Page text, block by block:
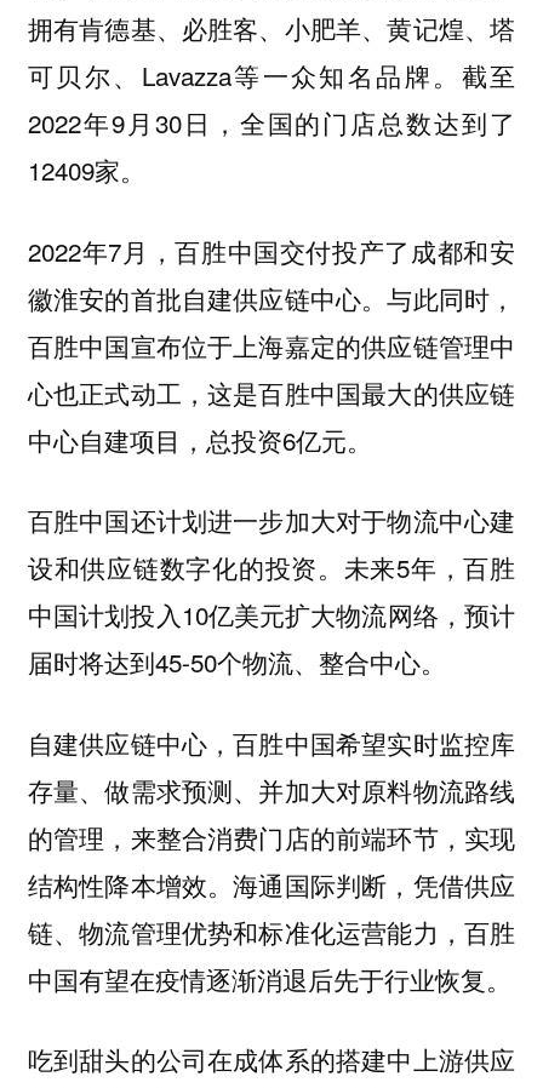
拥有肯德基、必胜客、小肥羊、黄记煌、塔
可贝尔、Lavazza等一众知名品牌。截至
2022年9月30日，全国的门店总数达到了
12409家。
2022年7月，百胜中国交付投产了成都和安
徽淮安的首批自建供应链中心。与此同时，
百胜中国宣布位于上海嘉定的供应链管理中
心也正式动工，这是百胜中国最大的供应链
中心自建项目，总投资6亿元。
百胜中国还计划进一步加大对于物流中心建
设和供应链数字化的投资。未来5年，百胜
中国计划投入10亿美元扩大物流网络，预计
届时将达到45-50个物流、整合中心。
自建供应链中心，百胜中国希望实时监控库
存量、做需求预测、并加大对原料物流路线
的管理，来整合消费门店的前端环节，实现
结构性降本增效。海通国际判断，凭借供应
链、物流管理优势和标准化运营能力，百胜
中国有望在疫情逐渐消退后先于行业恢复。
吃到甜头的公司在成体系的搭建中上游供应